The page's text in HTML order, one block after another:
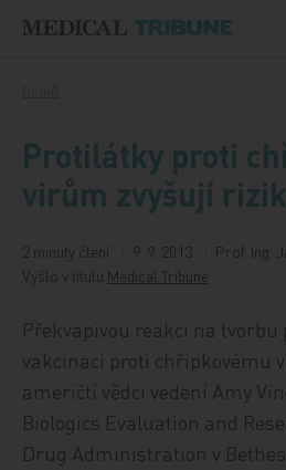
Protilátky proti
virům zvyšují
2 minuty čtení 9. 9. 2013
Prof. Ing.
Vyšlo v titulu Medical Tribune
Překvapivou reakci na tvorbu
vakcinaci proti chřipkovému
američtí vědci vedení Amy
Biologics Evaluation and
Drug Administration v